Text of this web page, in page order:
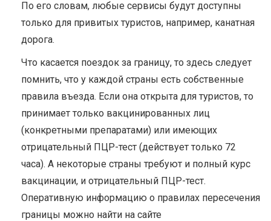
По его словам, любые сервисы будут доступны
только для привитых туристов, например, канатная
дорога.
Что касается поездок за границу, то здесь следует
помнить, что у каждой страны есть собственные
правила въезда. Если она открыта для туристов, то
принимает только вакцинированных лиц
(конкретными препаратами) или имеющих
отрицательный ПЦР-тест (действует только 72
часа). А некоторые страны требуют и полный курс
вакцинации, и отрицательный ПЦР-тест.
Оперативную информацию о правилах пересечения
границы можно найти на сайте